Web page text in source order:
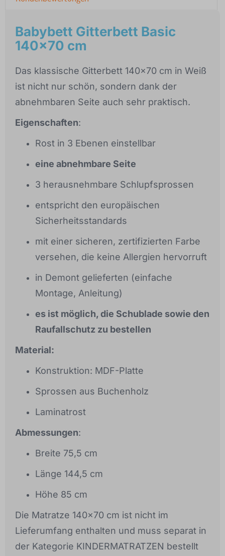
Babybett Gitterbett Basic
140x70 cm
Das klassische Gitterbett 140x70 cm in Weiß
ist nicht nur schön, sondern dank der
abnehmbaren Seite auch sehr praktisch.
Eigenschaften:
Rost in 3 Ebenen einstellbar
eine abnehmbare Seite
3 herausnehmbare Schlupfsprossen
entspricht den europäischen
Sicherheitsstandards
mit einer sicheren, zertifizierten Farbe
versehen, die keine Allergien hervorruft
in Demont gelieferten (einfache
Montage, Anleitung)
es ist möglich, die Schublade sowie den
Raufallschutz zu bestellen
Material:
Konstruktion: MDF-Platte
Sprossen aus Buchenholz
Laminatrost
Abmessungen:
Breite 75,5 cm
Länge 144,5 cm
Höhe 85 cm
Die Matratze 140x70 cm ist nicht im
Lieferumfang enthalten und muss separat in
der Kategorie KINDERMATRATZEN bestellt